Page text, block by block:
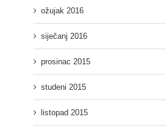
ožujak 2016
siječanj 2016
prosinac 2015
studeni 2015
listopad 2015